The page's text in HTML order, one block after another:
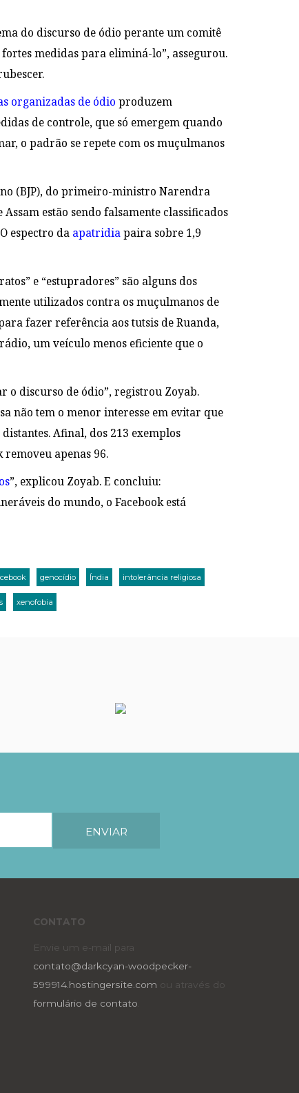
do discurso de ódio perante um comitê
medidas para eliminá-lo”, assegurou.
organizadas de ódio produzem
de controle, que só emergem quando
o padrão se repete com os muçulmanos
(BJP), do primeiro-ministro Narendra
estão sendo falsamente classificados
espectro da apatridiapaira sobre 1,9
e “estupradores” são alguns dos
utilizados contra os muçulmanos de
fazer referência aos tutsis de Ruanda,
um veículo menos eficiente que o
o discurso de ódio”, registrou Zoyab.
não tem o menor interesse em evitar que
Afinal, dos 213 exemplos
removeu apenas 96.
”, explicou Zoyab. E concluiu:
do mundo, o Facebook está
genocídio Índia intolerância religiosa
xenofobia
CONTATO
Envie um e-mail para
contato@darkcyan-woodpecker-
599914.hostingersite.com ou através do
formulário de contato